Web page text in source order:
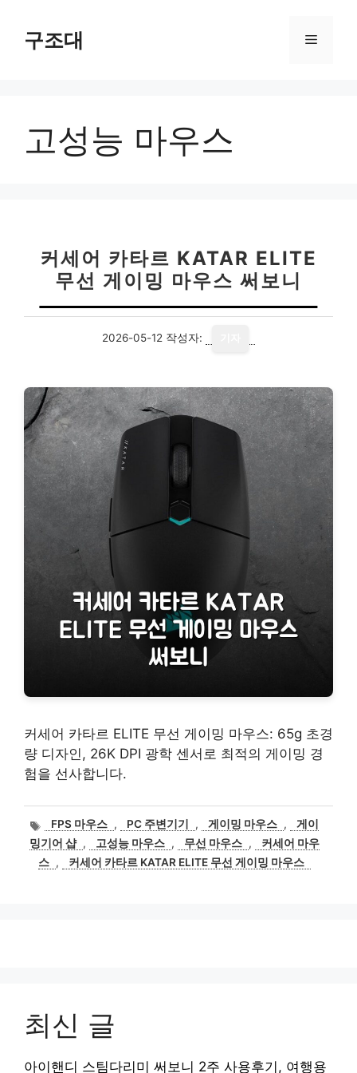
구조대 메
고성능 마우스
커세어 카타르 KATAR ELITE
무선 게이밍 마우스 써보니
2026-05-12 작성자:
커세어 카타르 ELITE 무선 게이밍 마우스: 65g 초경
량 디자인, 26K DPI 광학 센서로 최적의 게이밍 경
험을 선사합니다.
태
그
FPS 마우스 , PC 주변기기 , 게이밍 마우스 ,
게이
밍기어 샵 , 고성능 마우스 , 무선 마우스 ,
커세어 마우
스 , 커세어 카타르 KATAR ELITE 무선 게이밍 마우스
최신 글
아이핸디 스팀다리미 써보니 2주 사용후기, 여행용